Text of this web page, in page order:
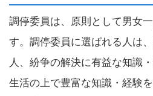
調停委員は、原則として男女
す。調停委員に選ばれる人は
人、紛争の解決に有益な知識
生活の上で豊富な知識・経験